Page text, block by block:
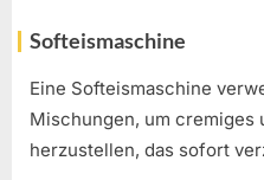
Softeismaschine
Eine Softeismaschine
Mischungen, um cremiges
herzustellen, das sofort